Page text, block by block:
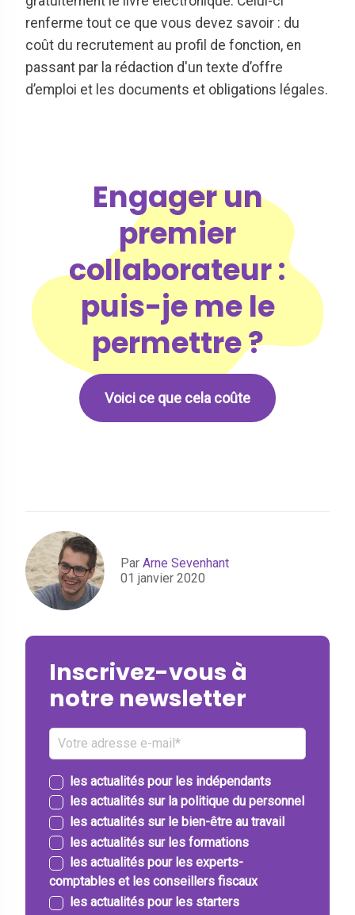
renferme tout ce que vous devez savoir : du
coût du recrutement au profil de fonction, en
passant par la rédaction d'un texte d’offre
d’emploi et les documents et obligations légales.
Engager un
premier
collaborateur :
puis-je me le
permettre ?
Voici ce que cela coûte
Par Arne Sevenhant
01 janvier 2020
Inscrivez-vous à
notre newsletter
les actualités pour les indépendants
les actualités sur la politique du personnel
les actualités sur le bien-être au travail
les actualités sur les formations
les actualités pour les experts-
comptables et les conseillers fiscaux
les actualités pour les starters